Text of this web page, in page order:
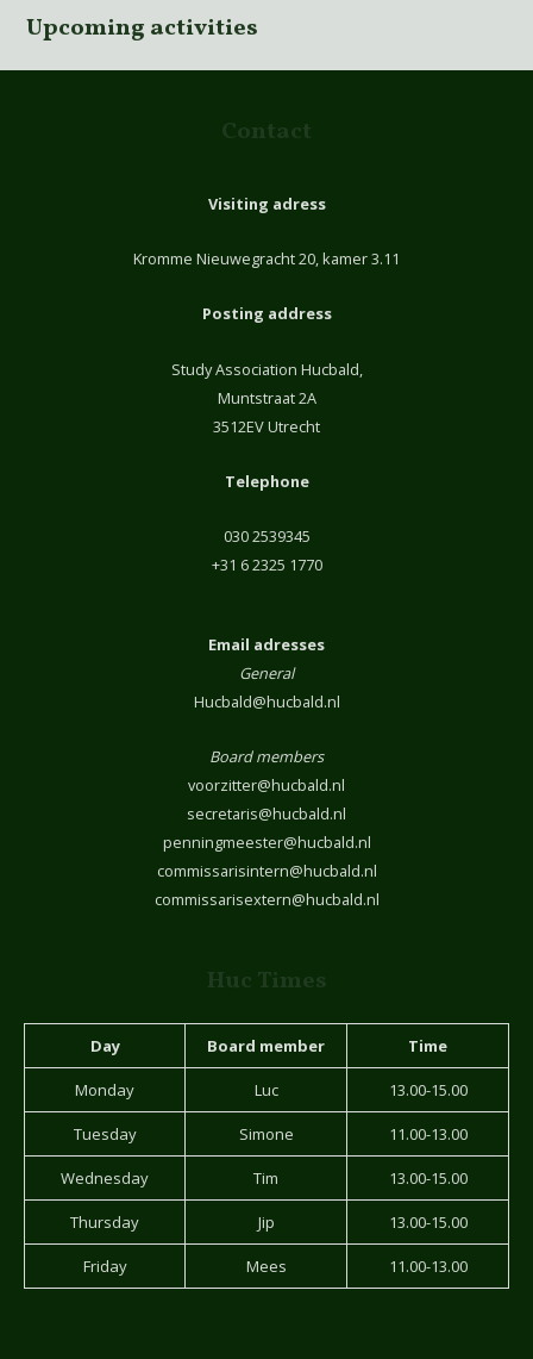
Upcoming activities
Contact
Visiting adress
Kromme Nieuwegracht 20, kamer 3.11
Posting address
Study Association Hucbald,
Muntstraat 2A
3512EV Utrecht
Telephone
030 2539345
+31 6 2325 1770
Email adresses
General
Hucbald@hucbald.nl
Board members
voorzitter@hucbald.nl
secretaris@hucbald.nl
penningmeester@hucbald.nl
commissarisintern@hucbald.nl
commissarisextern@hucbald.nl
Huc Times
Day Board member Time
Monday Luc 13.00-15.00
Tuesday Simone 11.00-13.00
Wednesday Tim 13.00-15.00
Thursday Jip 13.00-15.00
Friday Mees 11.00-13.00